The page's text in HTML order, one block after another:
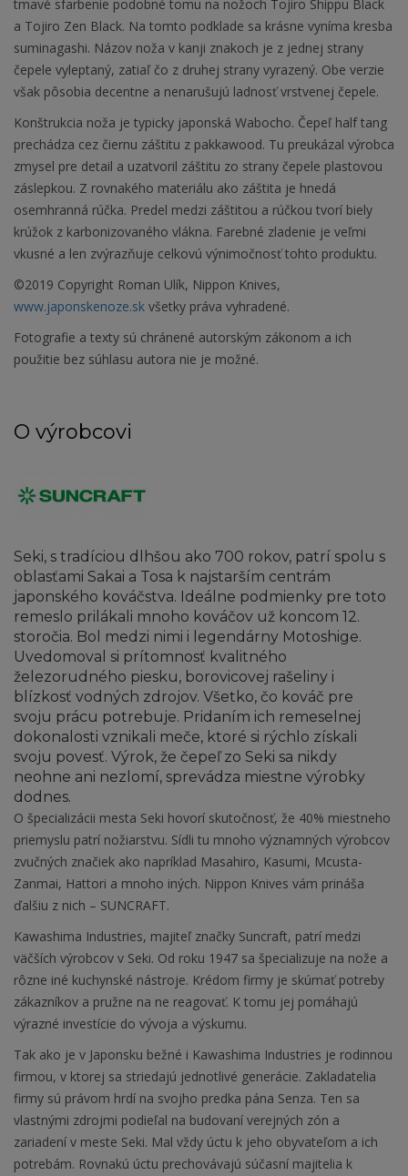
tmavé sfarbenie podobné tomu na nožoch Tojiro Shippu Black
a Tojiro Zen Black. Na tomto podklade sa krásne vyníma kresba
suminagashi. Názov noža v kanji znakoch je z jednej strany
čepele vyleptaný, zatiaľ čo z druhej strany vyrazený. Obe verzie
však pôsobia decentne a nenarušujú ladnosť vrstvenej čepele.
Konštrukcia noža je typicky japonská Wabocho. Čepeľ half tang
prechádza cez čiernu záštitu z pakkawood. Tu preukázal výrobca
zmysel pre detail a uzatvoril záštitu zo strany čepele plastovou
záslepkou. Z rovnakého materiálu ako záštita je hnedá
osemhranná rúčka. Predel medzi záštitou a rúčkou tvorí biely
krúžok z karbonizovaného vlákna. Farebné zladenie je veľmi
vkusné a len zvýrazňuje celkovú výnimočnosť tohto produktu.
©2019 Copyright Roman Ulík, Nippon Knives,
www.japonskenoze.sk všetky práva vyhradené.
Fotografie a texty sú chránené autorským zákonom a ich
použitie bez súhlasu autora nie je možné.
O výrobcovi
Seki, s tradíciou dlhšou ako 700 rokov, patrí spolu s
oblasťami Sakai a Tosa k najstarším centrám
japonského kováčstva. Ideálne podmienky pre toto
remeslo prilákali mnoho kováčov už koncom 12.
storočia. Bol medzi nimi i legendárny Motoshige.
Uvedomoval si prítomnosť kvalitného
železorudného piesku, borovicovej rašeliny i
blízkosť vodných zdrojov. Všetko, čo kováč pre
svoju prácu potrebuje. Pridaním ich remeselnej
dokonalosti vznikali meče, ktoré si rýchlo získali
svoju povesť. Výrok, že čepeľ zo Seki sa nikdy
neohne ani nezlomí, sprevádza miestne výrobky
dodnes.
O špecializácii mesta Seki hovorí skutočnosť, že 40% miestneho
priemyslu patrí nožiarstvu. Sídli tu mnoho významných výrobcov
zvučných značiek ako napríklad Masahiro, Kasumi, Mcusta-
Zanmai, Hattori a mnoho iných. Nippon Knives vám prináša
ďalšiu z nich – SUNCRAFT.
Kawashima Industries, majiteľ značky Suncraft, patrí medzi
väčších výrobcov v Seki. Od roku 1947 sa špecializuje na nože a
rôzne iné kuchynské nástroje. Krédom firmy je skúmať potreby
zákazníkov a pružne na ne reagovať. K tomu jej pomáhajú
výrazné investície do vývoja a výskumu.
Tak ako je v Japonsku bežné i Kawashima Industries je rodinnou
firmou, v ktorej sa striedajú jednotlivé generácie. Zakladatelia
firmy sú právom hrdí na svojho predka pána Senza. Ten sa
vlastnými zdrojmi podieľal na budovaní verejných zón a
zariadení v meste Seki. Mal vždy úctu k jeho obyvateľom a ich
potrebám. Rovnakú úctu prechovávajú súčasní majitelia k